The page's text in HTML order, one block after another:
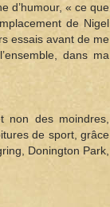
d’humour, « ce que
de Nigel
essais avant de me
dans ma
des moindres,
de sport, grâce
Donington Park,